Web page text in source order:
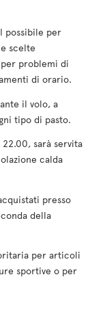
possibile per
scelte
problemi di
di orario.
il volo, a
tipo di pasto.
sarà servita
calda
presso
della
per articoli
sportive o per